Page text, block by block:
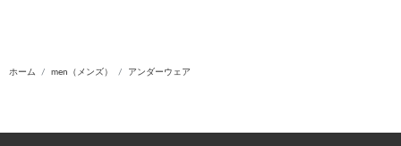
ホーム men（メンズ） アンダーウェア